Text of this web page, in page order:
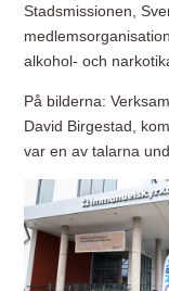
Stadsmissionen,
alkohol- och
På bilderna:
David Birgestad,
var en av talarna